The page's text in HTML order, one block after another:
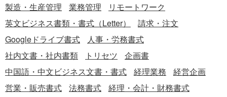
製造・生産管理
業務管理
リモートワーク
英文ビジネス書類・書式（Letter）
請求・注文
Googleドライブ書式
人事・労務書式
社内文書・社内書類
トリセツ
企画書
中国語・中文ビジネス文書・書式
経理業務
経営企画
営業・販売書式
法務書式
経理・会計・財務書式